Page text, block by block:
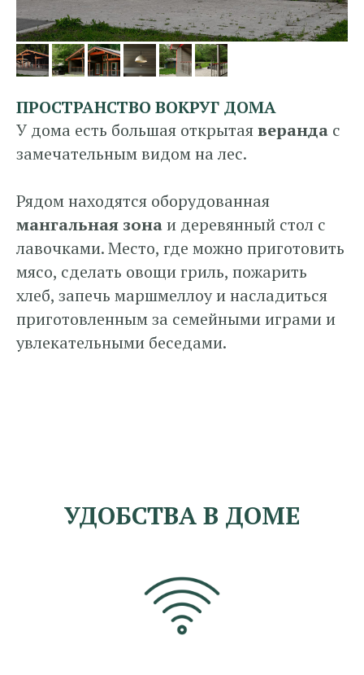
ПРОСТРАНСТВО ВОКРУГ ДОМА
У дома есть большая открытаяверанда с
замечательным видом на лес.
Рядом находятся оборудованная
мангальная зонаи деревянный стол с
лавочками. Место, где можно приготовить
мясо, сделать овощи гриль, пожарить
хлеб, запечь маршмеллоу и насладиться
приготовленным за семейными играми и
увлекательными беседами.
УДОБСТВА В ДОМЕ